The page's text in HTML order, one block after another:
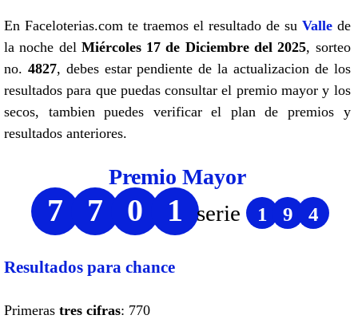
En Faceloterias.com te traemos el resultado de su Vallede
la noche del Miércoles 17 de Diciembre del 2025, sorteo
no. 4827, debes estar pendiente de la actualizacion de los
resultados para que puedas consultar el premio mayor y los
secos, tambien puedes verificar el plan de premios y
resultados anteriores.
Premio Mayor
7 7 0 1 serie 1 9 4
Resultados para chance
Primeras tres cifras: 770